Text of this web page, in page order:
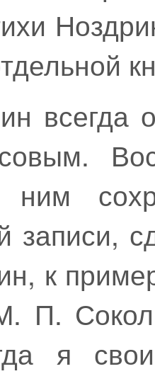
всегда
ним
записи,
к
П.
я